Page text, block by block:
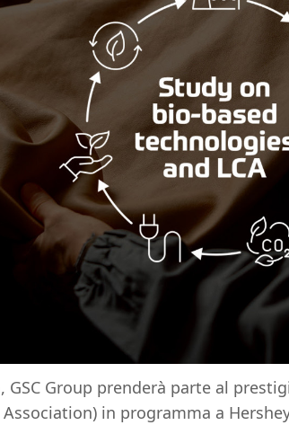
GSC Group prenderà parte al
in programma a